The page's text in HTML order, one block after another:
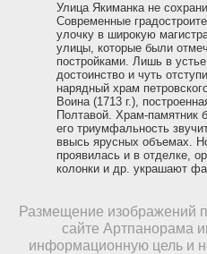
Улица Якиманка не
Современные
улочку в широкую
улицы, которые были
постройками. Лишь в
достоинство и чуть
нарядный храм
Воина (1713 г.),
Полтавой. Храм-памятник
его триумфальность
ввысь ярусных объемах.
проявилась и в отделке,
колонки и др. украшают
Размещение изображений
сайте Артпанорама
информационную цель и